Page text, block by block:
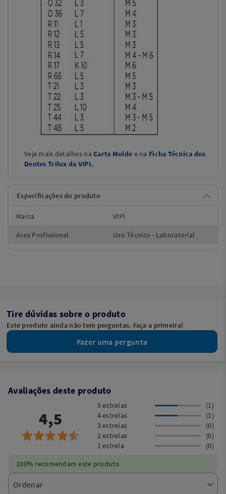
Veja mais detalhes naCarta Molde e na Ficha Técnica dos
Dentes Trilux da VIPI.
Especificações do produto
Marca VIPI
Área Profissional Uso Técnico - Laboratorial
Tire dúvidas sobre o produto
Este produto ainda não tem perguntas. Faça a primeira!
Fazer uma pergunta
Avaliações deste produto
4,5
5 estrelas
(1)
4 estrelas
(1)
3 estrelas
(0)
2 estrelas
(0)
1 estrela
(0)
100% recomendam este produto